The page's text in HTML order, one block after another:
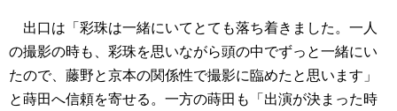
出口は「彩珠は一緒にいてとても落ち着きました。一人
の撮影の時も、彩珠を思いながら頭の中でずっと一緒にい
たので、藤野と京本の関係性で撮影に臨めたと思います」
と蒔田へ信頼を寄せる。一方の蒔田も「出演が決まった時